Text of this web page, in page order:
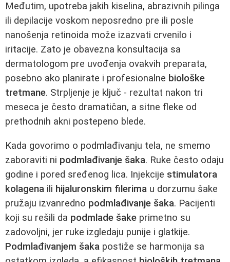
Međutim, upotreba jakih kiselina, abrazivnih pilinga
ili depilacije voskom neposredno pre ili posle
nanošenja retinoida može izazvati crvenilo i
iritacije. Zato je obavezna konsultacija sa
dermatologom pre uvođenja ovakvih preparata,
posebno ako planirate i profesionalne biološke
tretmane. Strpljenje je ključ - rezultat nakon tri
meseca je često dramatičan, a sitne fleke od
prethodnih akni postepeno blede.
Kada govorimo o podmlađivanju tela, ne smemo
zaboraviti ni podmlađivanje šaka. Ruke često odaju
godine i pored sređenog lica. Injekcije stimulatora
kolagena ili hijaluronskim filerima u dorzumu šake
pružaju izvanredno podmlađivanje šaka. Pacijenti
koji su rešili da podmlade šake primetno su
zadovoljni, jer ruke izgledaju punije i glatkije.
Podmlađivanjem šaka postiže se harmonija sa